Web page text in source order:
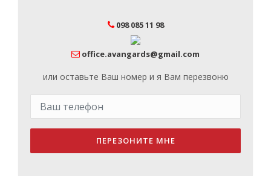
098 085 11 98
office.avangards@gmail.com
или оставьте Ваш номер и я Вам перезвоню
ПЕРЕЗОНИТЕ МНЕ